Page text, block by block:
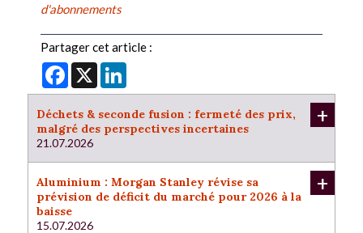
d'abonnements
Partager cet article :
Facebook
X
Déchets & seconde fusion : fermeté des prix,
malgré des perspectives incertaines
21.07.2026
+
Aluminium : Morgan Stanley révise sa
prévision de déficit du marché pour 2026 à la
baisse
15.07.2026
+